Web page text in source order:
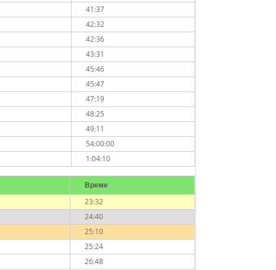
41:37
42:32
42:36
43:31
45:46
45:47
47:19
48:25
49:11
54:00:00
1:04:10
Време
23:32
24:40
25:10
25:24
26:48